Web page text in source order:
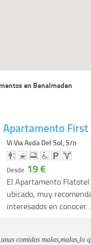
en Benalmaden
Apartamento
Vi Via Avda Del Sol, S/n
Desde 19 €
El Apartamento
ubicado, muy
interesados en conocer…
comidas malas,malas,lo